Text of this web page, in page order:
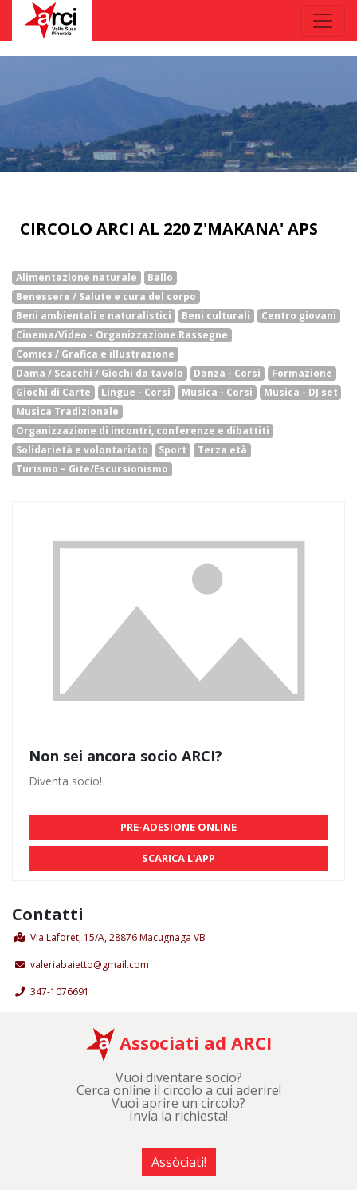
CIRCOLO ARCI AL 220 Z'MAKANA' APS
Alimentazione naturale
Ballo
Benessere / Salute e cura del corpo
Beni ambientali e naturalistici
Beni culturali
Centro giovani
Cinema/Video - Organizzazione Rassegne
Comics / Grafica e illustrazione
Dama / Scacchi / Giochi da tavolo
Danza - Corsi
Formazione
Giochi di Carte
Lingue - Corsi Musica - Corsi
Musica - DJ set
Musica Tradizionale
Organizzazione di incontri, conferenze e dibattiti
Solidarietà e volontariato
Sport
Terza età
Turismo – Gite/Escursionismo
Non sei ancora socio ARCI?
Diventa socio!
PRE-ADESIONE ONLINE
SCARICA L'APP
Contatti
Via Laforet, 15/A, 28876 Macugnaga VB
valeriabaietto@gmail.com
347-1076691
Associati ad ARCI
Vuoi diventare socio?
Cerca online il circolo a cui aderire!
Vuoi aprire un circolo?
Invia la richiesta!
Assòciati!